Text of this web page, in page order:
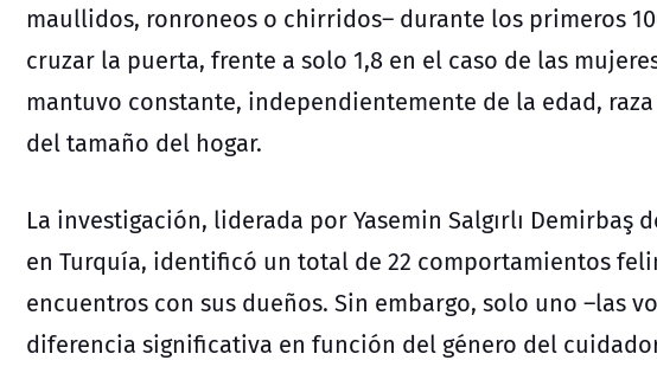
maullidos, ronroneos o chirridos– durante los primeros
cruzar la puerta, frente a solo 1,8 en el caso de las
mantuvo constante, independientemente de la edad,
del tamaño del hogar.
La investigación, liderada por Yasemin Salgırlı Demirbaş
en Turquía, identificó un total de 22 comportamientos
encuentros con sus dueños. Sin embargo, solo uno –las
diferencia significativa en función del género del